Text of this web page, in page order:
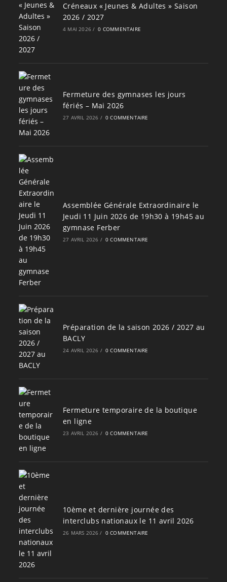
Créneaux « Jeunes & Adultes » Saison
2026 / 2027
4 MAI 2026 / 0 COMMENTAIRE
Fermeture des gymnases les jours
fériés – Mai 2026
27 AVRIL 2026 / 0 COMMENTAIRE
Assemblée Générale Extraordinaire le
Jeudi 11 Juin 2026 de 19h30 à 19h45 au
gymnase Ferber
27 AVRIL 2026 / 0 COMMENTAIRE
Préparation de la saison 2026 / 2027 au
BACLY
24 AVRIL 2026 / 0 COMMENTAIRE
Fermeture temporaire de la boutique
en ligne
23 AVRIL 2026 / 0 COMMENTAIRE
10ème et dernière journée des
interclubs nationaux le 11 avril 2026
26 MARS 2026 / 0 COMMENTAIRE